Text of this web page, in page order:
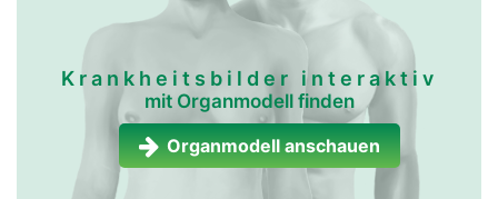
Krankheitsbilder interaktiv
mit Organmodell finden
Organmodell anschauen